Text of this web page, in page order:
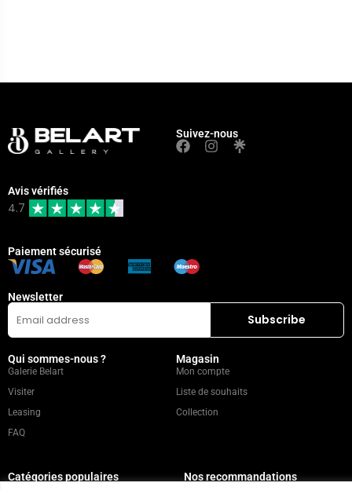
Suivez-nous
Avis vérifiés
4.7
Paiement sécurisé
Newsletter
Qui sommes-nous ?
Galerie Belart
Visiter
Leasing
FAQ
Magasin
Mon compte
Liste de souhaits
Collection
Catégories populaires Nos recommandations